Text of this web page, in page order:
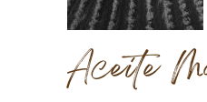
Aceite